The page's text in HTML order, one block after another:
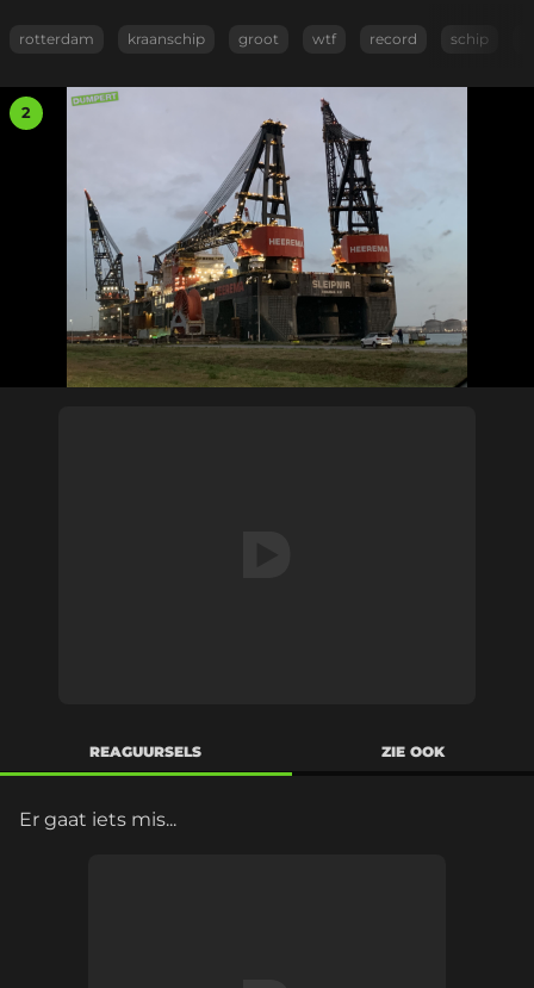
rotterdam kraanschip groot wtf record schip
2
REAGUURSELS ZIE OOK
Er gaat iets mis...